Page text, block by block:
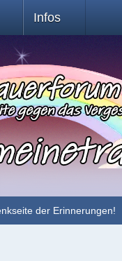
Infos
der Erinnerungen!